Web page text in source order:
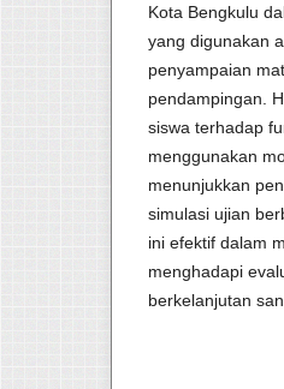
Kota Bengkulu
yang digunakan
penyampaian
pendampingan.
siswa terhadap
menggunakan
menunjukkan
simulasi ujian
ini efektif dalam
menghadapi
berkelanjutan